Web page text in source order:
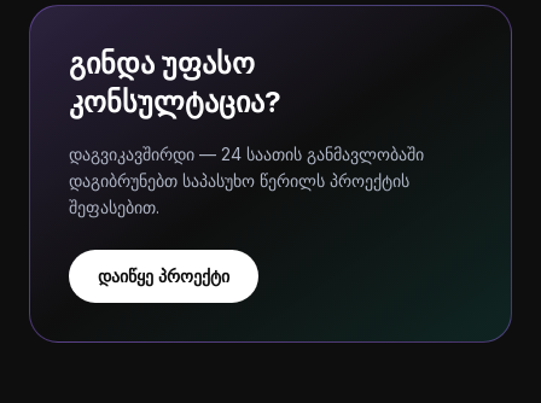
გინდა უფასო
კონსულტაცია?
დაგვიკავშირდი — 24 საათის განმავლობაში
დაგიბრუნებთ საპასუხო წერილს პროექტის
შეფასებით.
დაიწყე პროექტი